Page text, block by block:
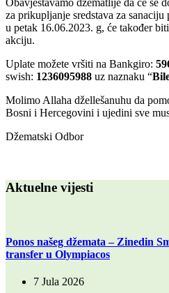
Obavještavamo džematlije da će se
za prikupljanje sredstava za
u petak 16.06.2023. g, će također
akciju.
Uplate možete vršiti na Bankgiro:
swish: 1236095988 uz naznaku “
Molimo Allaha džellešanuhu da
Bosni i Hercegovini i ujedini sve
Džematski Odbor
Aktuelne vijesti
Ponos našeg džemata – Zinedin
transfer u Olympiacos
7 Jula 2026